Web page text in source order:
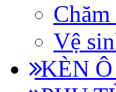
Vệ
KÈN Ô